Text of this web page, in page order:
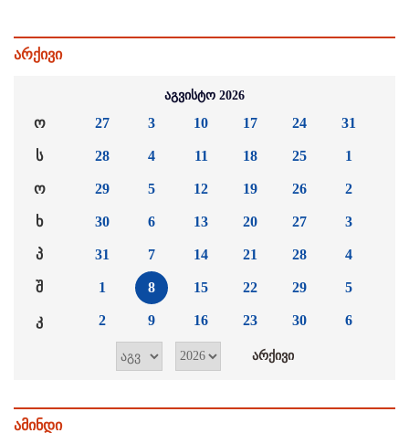
არქივი
აგვისტო 2026
ო
ს
ო
ხ
პ
შ
კ
27
28
29
30
31
1
2
3
4
5
6
7
8
9
10
11
12
13
14
15
16
17
18
19
20
21
22
23
24
25
26
27
28
29
30
31
1
2
3
4
5
6
ამინდი